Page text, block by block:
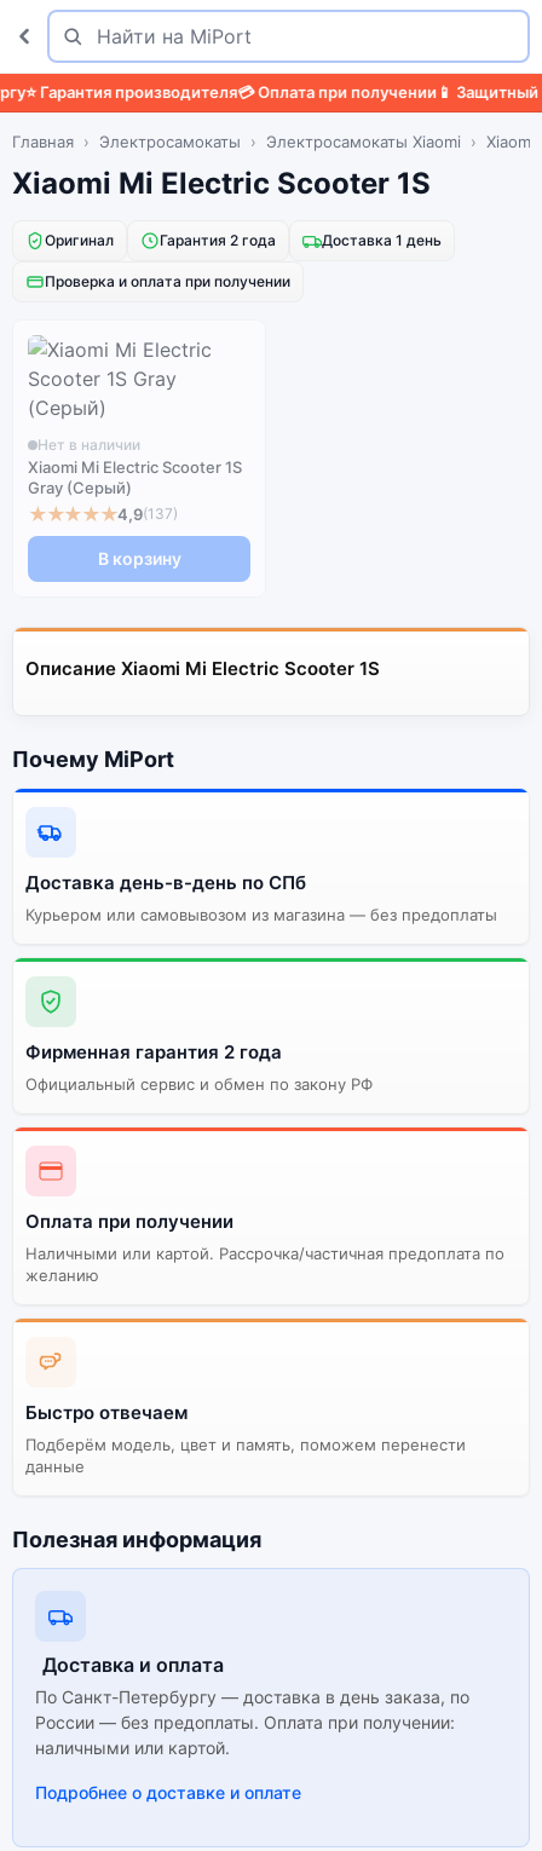
Поиск
Найти
⭐ Гарантия производителя💳 Оплата при получении📱 Защитный
Главная Электросамокаты Электросамокаты Xiaomi Xiaomi
Xiaomi Mi Electric Scooter 1S
Оригинал Гарантия 2 года Доставка 1 день
Проверка и оплата при получении
Нет в наличии
Xiaomi Mi Electric Scooter 1S
Gray (Серый)
★★★★★4,9(137)
В корзину
Описание Xiaomi Mi Electric Scooter 1S
Почему MiPort
Доставка день-в-день по СПб
Курьером или самовывозом из магазина — без предоплаты
Фирменная гарантия 2 года
Официальный сервис и обмен по закону РФ
Оплата при получении
Наличными или картой. Рассрочка/частичная предоплата по
желанию
Быстро отвечаем
Подберём модель, цвет и память, поможем перенести
данные
Полезная информация
Доставка и оплата
По Санкт-Петербургу — доставка в день заказа, по
России — без предоплаты. Оплата при получении:
наличными или картой.
Подробнее о доставке и оплате